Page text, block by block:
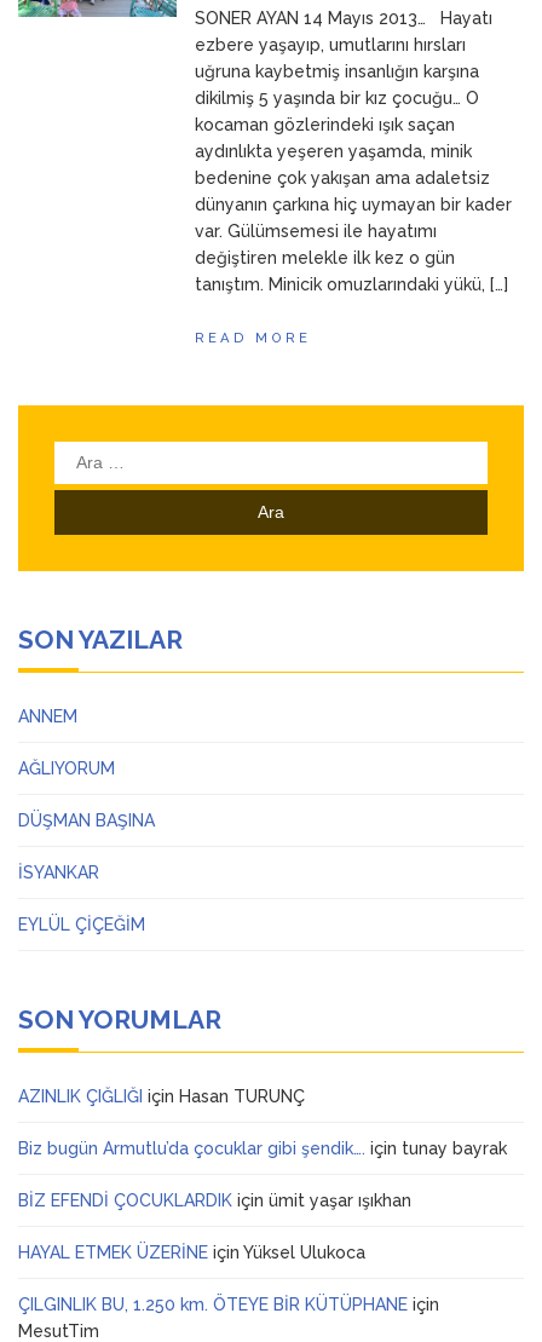
23 Mart 2026 ANNEMSONER AYAN 14 Mayıs 2013… Hayatı
ezbere yaşayıp, umutlarını hırsları
uğruna kaybetmiş insanlığın karşına
dikilmiş 5 yaşında bir kız çocuğu… O
kocaman gözlerindeki ışık saçan
aydınlıkta yeşeren yaşamda, minik
bedenine çok yakışan ama adaletsiz
dünyanın çarkına hiç uymayan bir kader
var. Gülümsemesi ile hayatımı
değiştiren melekle ilk kez o gün
tanıştım. Minicik omuzlarındaki yükü, […]
READ MORE
Arama:
SON YAZILAR
ANNEM
AĞLIYORUM
DÜŞMAN BAŞINA
İSYANKAR
EYLÜL ÇİÇEĞİM
SON YORUMLAR
AZINLIK ÇIĞLIĞI için Hasan TURUNÇ
Biz bugün Armutlu’da çocuklar gibi şendik…. için tunay bayrak
BİZ EFENDİ ÇOCUKLARDIK için ümit yaşar ışıkhan
HAYAL ETMEK ÜZERİNE için Yüksel Ulukoca
ÇILGINLIK BU, 1.250 km. ÖTEYE BİR KÜTÜPHANE için
MesutTim